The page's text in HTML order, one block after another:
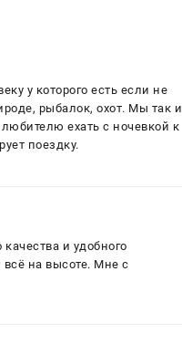
у которого есть если не
рыбалок, охот. Мы так и
ехать с ночевкой к
поездку.
и удобного
на высоте. Мне с